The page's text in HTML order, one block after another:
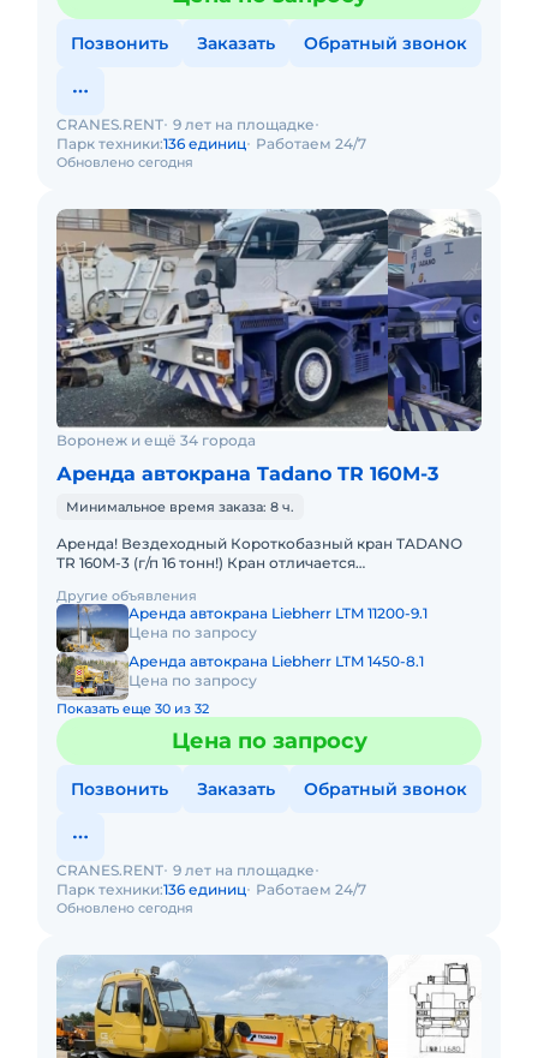
Позвонить Заказать Обратный звонок
Обновлено сегодня
CRANES.RENT 9 лет на площадке
Парк техники:136 единиц Работаем 24/7
Воронеж и ещё 34 города
Аренда автокрана Tadano TR 160M-3
Минимальное время заказа: 8 ч.
Аренда! Вездеходный Короткобазный кран TADANO
TR 160M-3 (г/п 16 тонн!) Кран отличается
бездорожью. Идеален в усл
Другие объявления
Аренда автокрана Liebherr LTM 11200-9.1
Цена по запросу
Аренда автокрана Liebherr LTM 1450-8.1
Цена по запросу
Показать еще 30 из 32
Цена по запросу
Позвонить Заказать Обратный звонок
Обновлено сегодня
CRANES.RENT 9 лет на площадке
Парк техники:136 единиц Работаем 24/7